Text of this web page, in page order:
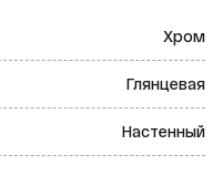
Хром
Глянцевая
Настенный